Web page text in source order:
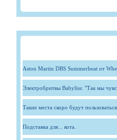
Aston Martin DBS Summerheat от
Электробритвы Babyliss: "Так мы
Такие места скоро будут
Подставка для... кота.